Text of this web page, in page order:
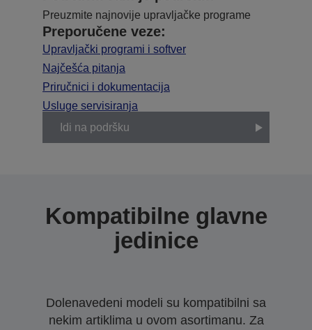
Preuzmite najnovije upravljačke programe
Preporučene veze:
Upravljački programi i softver
Najčešća pitanja
Priručnici i dokumentacija
Usluge servisiranja
Idi na podršku
Kompatibilne glavne
jedinice
Dolenavedeni modeli su kompatibilni sa
nekim artiklima u ovom asortimanu. Za